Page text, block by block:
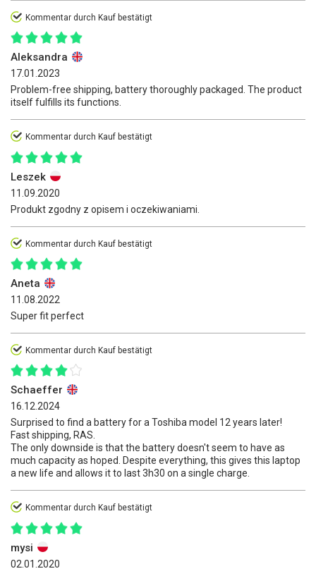
Kommentar durch Kauf bestätigt
Aleksandra
17.01.2023
Problem-free shipping, battery thoroughly packaged. The product
itself fulfills its functions.
Kommentar durch Kauf bestätigt
Leszek
11.09.2020
Produkt zgodny z opisem i oczekiwaniami.
Kommentar durch Kauf bestätigt
Aneta
11.08.2022
Super fit perfect
Kommentar durch Kauf bestätigt
Schaeffer
16.12.2024
Surprised to find a battery for a Toshiba model 12 years later!
Fast shipping, RAS.
The only downside is that the battery doesn't seem to have as
much capacity as hoped. Despite everything, this gives this laptop
a new life and allows it to last 3h30 on a single charge.
Kommentar durch Kauf bestätigt
mysi
02.01.2020